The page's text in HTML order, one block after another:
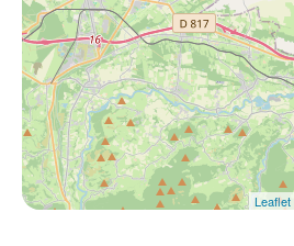
Leaflet